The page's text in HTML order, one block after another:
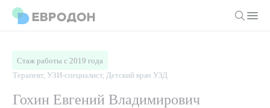
О компании
Стаж работы с 2019 года
Терапевт, УЗИ-специалист, Детский врач УЗД
Гохин Евгений Владимирович